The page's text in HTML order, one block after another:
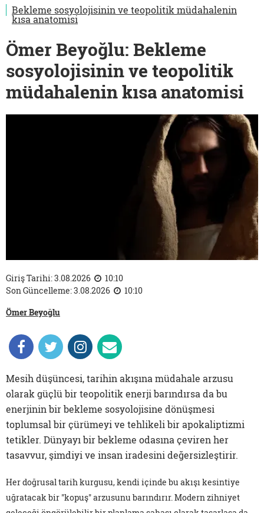
Bekleme sosyolojisinin ve teopolitik müdahalenin
kısa anatomisi
Ömer Beyoğlu: Bekleme
sosyolojisinin ve teopolitik
müdahalenin kısa anatomisi
Giriş Tarihi: 3.08.2026
10:10
Son Güncelleme: 3.08.2026
10:10
Ömer Beyoğlu
Mesih düşüncesi, tarihin akışına müdahale arzusu
olarak güçlü bir teopolitik enerji barındırsa da bu
enerjinin bir bekleme sosyolojisine dönüşmesi
toplumsal bir çürümeyi ve tehlikeli bir apokaliptizmi
tetikler. Dünyayı bir bekleme odasına çeviren her
tasavvur, şimdiyi ve insan iradesini değersizleştirir.
Her doğrusal tarih kurgusu, kendi içinde bu akışı kesintiye
uğratacak bir "kopuş" arzusunu barındırır. Modern zihniyet